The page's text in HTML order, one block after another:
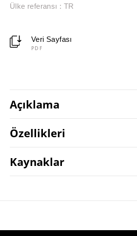
Ülke referansı : TR
Veri Sayfası
PDF
Açıklama
Özellikleri
Kaynaklar